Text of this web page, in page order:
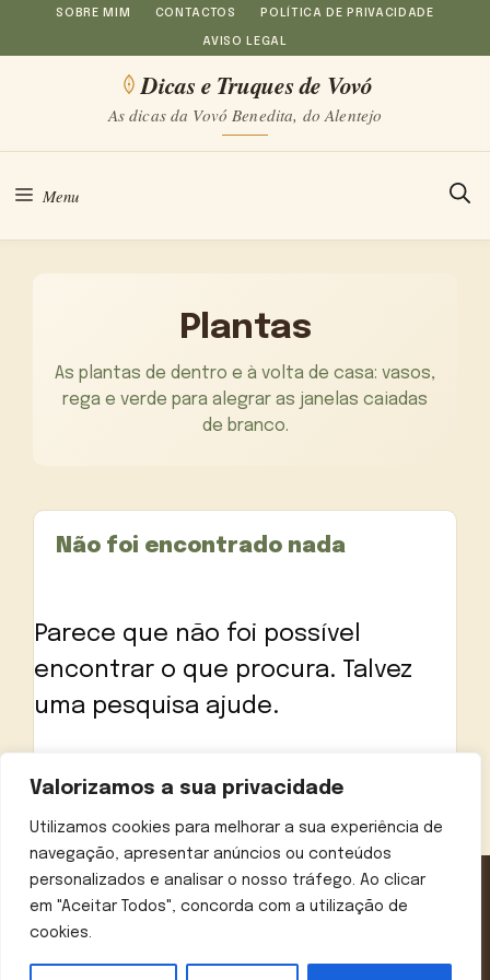
Valorizamos a sua privacidade
Utilizamos cookies para melhorar a sua experiência de
navegação, apresentar anúncios ou conteúdos
personalizados e analisar o nosso tráfego. Ao clicar
em "Aceitar Todos", concorda com a utilização de
cookies.
Saltar
para
conteúdo
SOBRE MIM CONTACTOS POLÍTICA DE PRIVACIDADE
AVISO LEGAL
Dicas e Truques de Vovó
As dicas da Vovó Benedita, do Alentejo
Menu
Plantas
As plantas de dentro e à volta de casa: vasos,
rega e verde para alegrar as janelas caiadas
de branco.
Não foi encontrado nada
Parece que não foi possível
encontrar o que procura. Talvez
uma pesquisa ajude.
Pesquisar
Contactos